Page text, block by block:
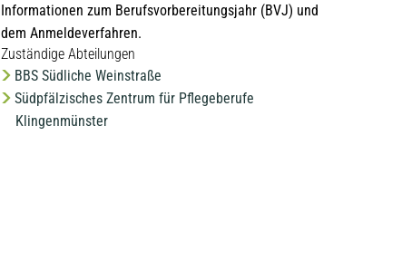
Informationen zum Berufsvorbereitungsjahr (BVJ) und
dem Anmeldeverfahren.
Zuständige Abteilungen
BBS Südliche Weinstraße
Südpfälzisches Zentrum für Pflegeberufe
Klingenmünster